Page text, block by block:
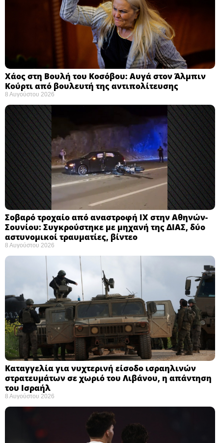
Χάος στη Βουλή του Κοσόβου: Αυγά στον Άλμπιν
Κούρτι από βουλευτή της αντιπολίτευσης
8 Αυγούστου 2026
Σοβαρό τροχαίο από αναστροφή ΙΧ στην Αθηνών-
Σουνίου: Συγκρούστηκε με μηχανή της ΔΙΑΣ, δύο
αστυνομικοί τραυματίες, βίντεο
8 Αυγούστου 2026
Καταγγελία για νυχτερινή είσοδο ισραηλινών
στρατευμάτων σε χωριό του Λιβάνου, η απάντηση
του Ισραήλ
8 Αυγούστου 2026